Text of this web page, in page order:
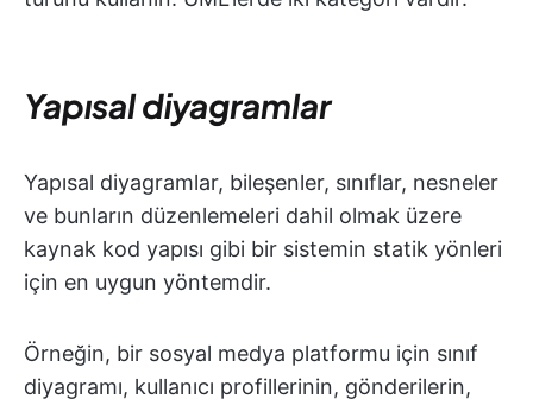
Yapısal diyagramlar
Yapısal diyagramlar, bileşenler, sınıflar, nesneler
ve bunların düzenlemeleri dahil olmak üzere
kaynak kod yapısı gibi bir sistemin statik yönleri
için en uygun yöntemdir.
Örneğin, bir sosyal medya platformu için sınıf
diyagramı, kullanıcı profillerinin, gönderilerin,